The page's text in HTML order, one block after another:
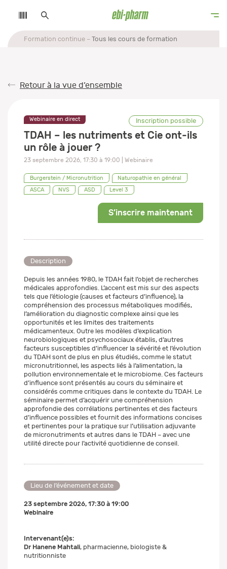
Formation continue Tous les cours de formation
Retour à la vue d’ensemble
Webinaire en direct Inscription possible
TDAH – les nutriments et Cie ont-ils
un rôle à jouer ?
23 septembre 2026, 17:30 à 19:00 | Webinaire
Burgerstein / Micronutrition
Naturopathie en général
ASCA
NVS ASD Level 3
S’inscrire maintenant
Description
Depuis les années 1980, le TDAH fait l’objet de recherches
médicales approfondies. L’accent est mis sur des aspects
tels que l’étiologie (causes et facteurs d’influence), la
compréhension des processus métaboliques modifiés,
l’amélioration du diagnostic complexe ainsi que les
opportunités et les limites des traitements
médicamenteux. Outre les modèles d’explication
neurobiologiques et psychosociaux établis, d’autres
facteurs susceptibles d’influencer la sévérité et l’évolution
du TDAH sont de plus en plus étudiés, comme le statut
micronutritionnel, les aspects liés à l’alimentation, la
pollution environnementale et le microbiome. Ces facteurs
d’influence sont présentés au cours du séminaire et
considérés comme critiques dans le contexte du TDAH. Le
séminaire permet d’acquérir une compréhension
approfondie des corrélations pertinentes et des facteurs
d’influence possibles et fournit des informations concises
et pertinentes pour la pratique sur l’utilisation adjuvante
de micronutriments et autres dans le TDAH – avec une
utilité directe pour l’activité quotidienne de conseil.
Lieu de l’événement et date
23 septembre 2026, 17:30 à 19:00
Webinaire
Intervenant(e)s:
Dr Hanene Mahtali, pharmacienne, biologiste &
nutritionniste